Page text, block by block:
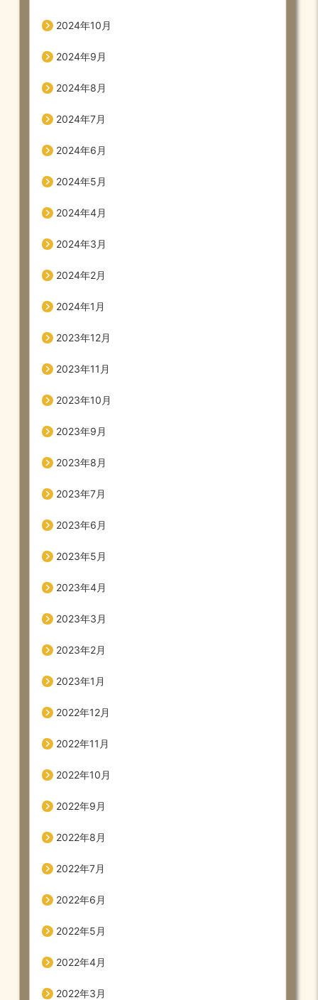
2024年10月
2024年9月
2024年8月
2024年7月
2024年6月
2024年5月
2024年4月
2024年3月
2024年2月
2024年1月
2023年12月
2023年11月
2023年10月
2023年9月
2023年8月
2023年7月
2023年6月
2023年5月
2023年4月
2023年3月
2023年2月
2023年1月
2022年12月
2022年11月
2022年10月
2022年9月
2022年8月
2022年7月
2022年6月
2022年5月
2022年4月
2022年3月